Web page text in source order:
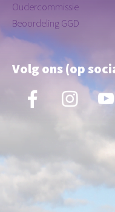
Oudercommissie
Beoordeling GGD
Volg ons (op